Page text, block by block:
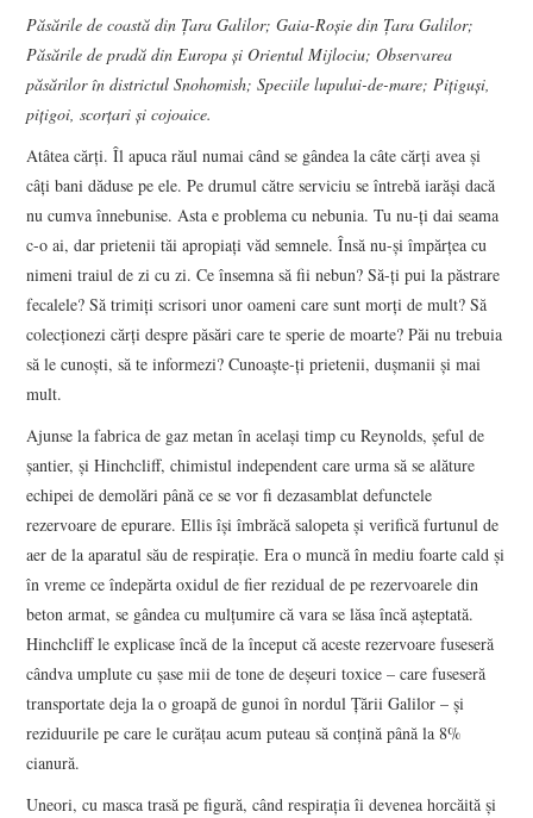
Păsările de coastă din Țara Galilor; Gaia-Roșie din Țara Galilor;
Păsările de pradă din Europa și Orientul Mijlociu; Observarea
păsărilor în districtul Snohomish; Speciile lupului-de-mare; Pițiguși,
pițigoi, scorțari și cojoaice.
Atâtea cărți. Îl apuca răul numai când se gândea la câte cărți avea și
câți bani dăduse pe ele. Pe drumul către serviciu se întrebă iarăși dacă
nu cumva înnebunise. Asta e problema cu nebunia. Tu nu-ți dai seama
c-o ai, dar prietenii tăi apropiați văd semnele. Însă nu-și împărțea cu
nimeni traiul de zi cu zi. Ce însemna să fii nebun? Să-ți pui la păstrare
fecalele? Să trimiți scrisori unor oameni care sunt morți de mult? Să
colecționezi cărți despre păsări care te sperie de moarte? Păi nu trebuia
să le cunoști, să te informezi? Cunoaște-ți prietenii, dușmanii și mai
mult.
Ajunse la fabrica de gaz metan în același timp cu Reynolds, șeful de
șantier, și Hinchcliff, chimistul independent care urma să se alăture
echipei de demolări până ce se vor fi dezasamblat defunctele
rezervoare de epurare. Ellis își îmbrăcă salopeta și verifică furtunul de
aer de la aparatul său de respirație. Era o muncă în mediu foarte cald și
în vreme ce îndepărta oxidul de fier rezidual de pe rezervoarele din
beton armat, se gândea cu mulțumire că vara se lăsa încă așteptată.
Hinchcliff le explicase încă de la început că aceste rezervoare fuseseră
cândva umplute cu șase mii de tone de deșeuri toxice – care fuseseră
transportate deja la o groapă de gunoi în nordul Țării Galilor – și
reziduurile pe care le curățau acum puteau să conțină până la 8%
cianură.
Uneori, cu masca trasă pe figură, când respirația îi devenea horcăită și